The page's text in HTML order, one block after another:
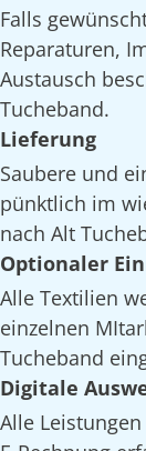
Falls
Reparaturen,
Austausch
Tucheband.
Lieferung
Saubere und
pünktlich im
nach Alt
Optionaler
Alle Textilien
einzelnen
Tucheband
Digitale
Alle